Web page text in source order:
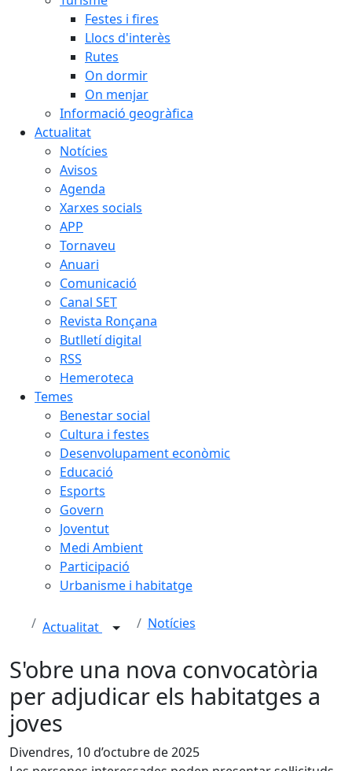
Festes i fires
Llocs d'interès
Rutes
On dormir
On menjar
Informació geogràfica
Actualitat
Notícies
Avisos
Agenda
Xarxes socials
APP
Tornaveu
Anuari
Comunicació
Canal SET
Revista Ronçana
Butlletí digital
RSS
Hemeroteca
Temes
Benestar social
Cultura i festes
Desenvolupament econòmic
Educació
Esports
Govern
Joventut
Medi Ambient
Participació
Urbanisme i habitatge
Actualitat Notícies
S'obre una nova convocatòria
per adjudicar els habitatges a
joves
Divendres, 10 d’octubre de 2025